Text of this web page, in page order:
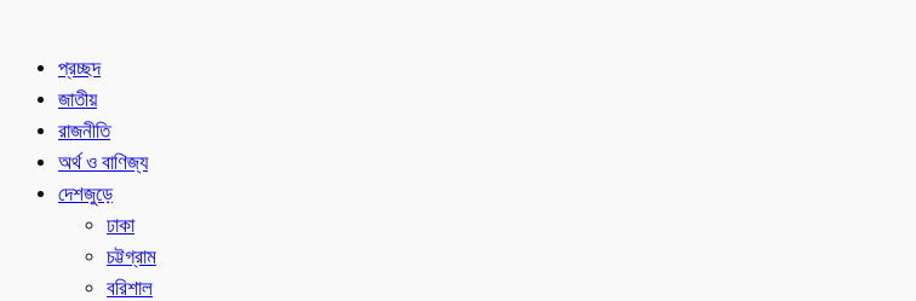
প্রচ্ছদ
জাতীয়
রাজনীতি
অর্থ ও বাণিজ্য
দেশজুড়ে
ঢাকা
চট্টগ্রাম
বরিশাল